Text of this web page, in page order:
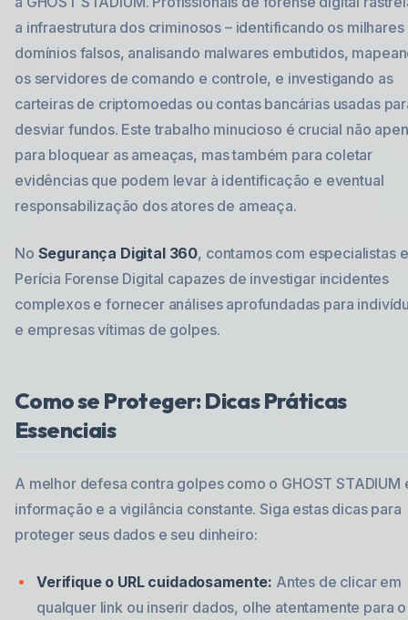
a infraestrutura dos criminosos – identificando os milhares
domínios falsos, analisando malwares embutidos,
os servidores de comando e controle, e investigando as
carteiras de criptomoedas ou contas bancárias usadas
desviar fundos. Este trabalho minucioso é crucial não
para bloquear as ameaças, mas também para coletar
evidências que podem levar à identificação e eventual
responsabilização dos atores de ameaça.
No Segurança Digital 360, contamos com especialistas
Perícia Forense Digital capazes de investigar incidentes
complexos e fornecer análises aprofundadas para
e empresas vítimas de golpes.
Como se Proteger: Dicas Práticas
Essenciais
A melhor defesa contra golpes como o GHOST STADIUM
informação e a vigilância constante. Siga estas dicas para
proteger seus dados e seu dinheiro:
Verifique o URL cuidadosamente: Antes de clicar em
qualquer link ou inserir dados, olhe atentamente para o